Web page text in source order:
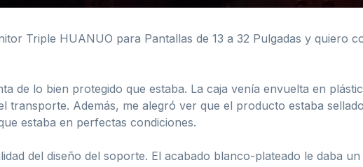
Triple HUANUO para Pantallas de 13 a 32 Pulgadas y quiero
de lo bien protegido que estaba. La caja venía envuelta en
transporte. Además, me alegró ver que el producto estaba
estaba en perfectas condiciones.
del diseño del soporte. El acabado blanco-plateado le daba